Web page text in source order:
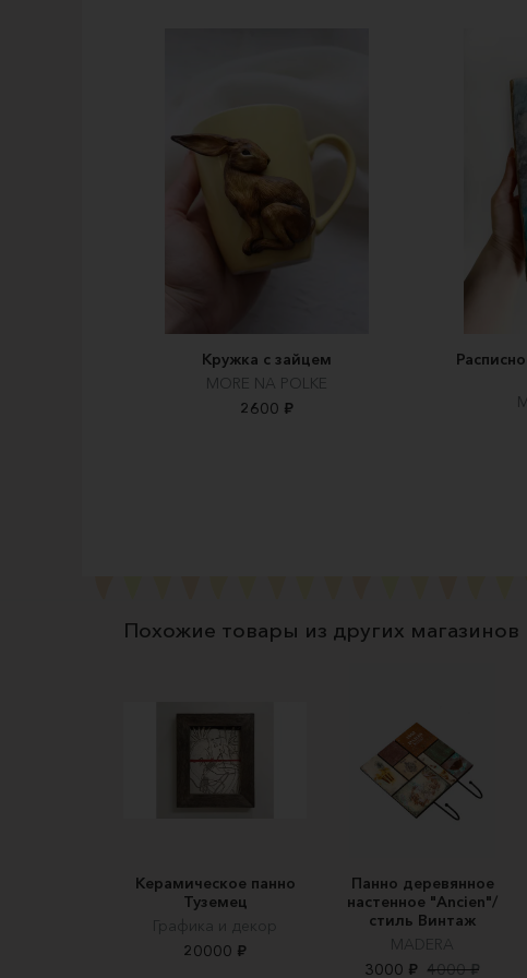
Кружка с зайцем
MORE NA POLKE
2600 ₽
Похожие товары из других магазинов
Керамическое панно
Туземец
Графика и декор
20000 ₽
Панно деревянное
настенное "Аncien"/
стиль Винтаж
MADERA
3000 ₽ 4000 ₽